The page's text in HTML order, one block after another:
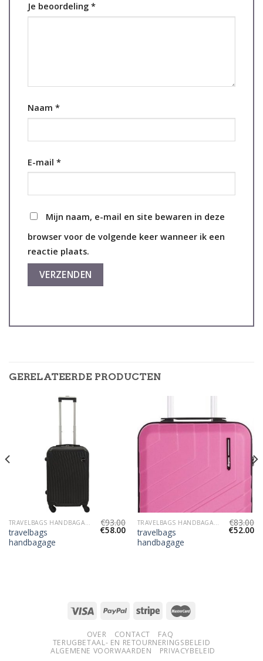
Je beoordeling *
Naam *
E-mail *
Mijn naam, e-mail en site bewaren in deze
browser voor de volgende keer wanneer ik een
reactie plaats.
GERELATEERDE PRODUCTEN
travelbags
handbagage
€93.00
€58.00
travelbags
handbagage
€83.00
€52.00
OVER CONTACT
FAQ
TERUGBETAAL- EN RETOURNERINGSBELEID
ALGEMENE VOORWAARDEN
PRIVACYBELEID